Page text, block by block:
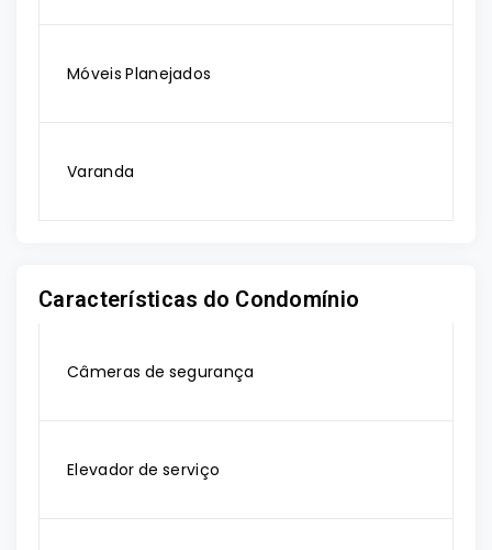
Móveis Planejados
Varanda
Características do Condomínio
Câmeras de segurança
Elevador de serviço